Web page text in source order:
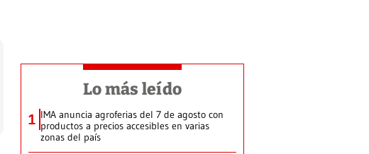
Lo más leído
1 IMA anuncia agroferias del 7 de agosto con
productos a precios accesibles en varias
zonas del país